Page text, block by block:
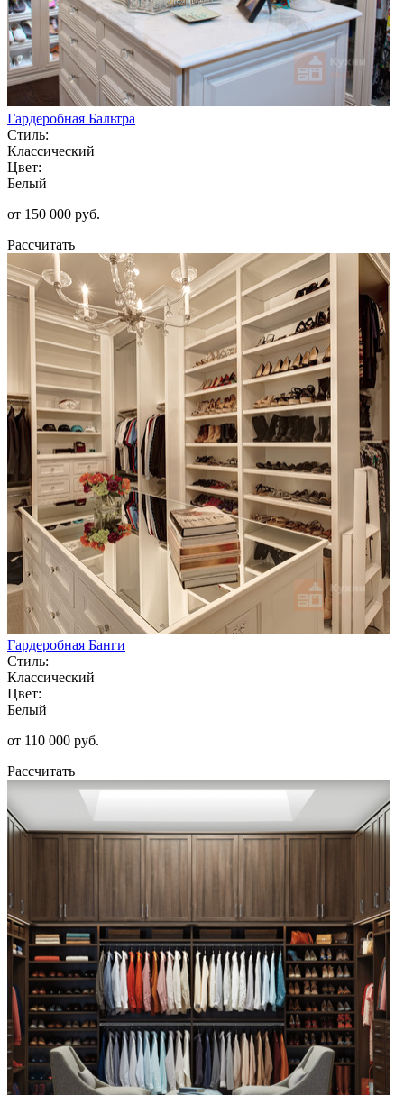
Гардеробная Бальтра
Стиль:
Классический
Цвет:
Белый
от 150 000 руб.
Рассчитать
Гардеробная Банги
Стиль:
Классический
Цвет:
Белый
от 110 000 руб.
Рассчитать